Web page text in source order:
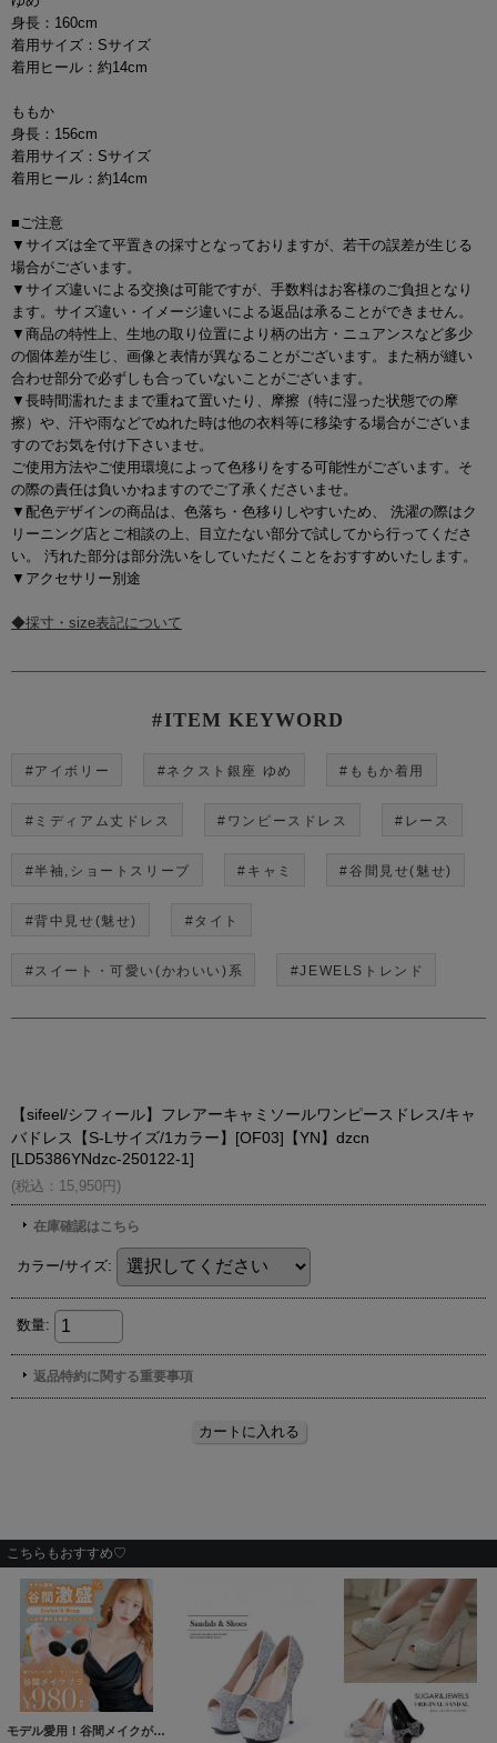
身長：160cm
着用サイズ：Sサイズ
着用ヒール：約14cm
ももか
身長：156cm
着用サイズ：Sサイズ
着用ヒール：約14cm
■ご注意
▼サイズは全て平置きの採寸となっておりますが、若干の誤差が生じる
場合がございます。
▼サイズ違いによる交換は可能ですが、手数料はお客様のご負担となり
ます。サイズ違い・イメージ違いによる返品は承ることができません。
▼商品の特性上、生地の取り位置により柄の出方・ニュアンスなど多少
の個体差が生じ、画像と表情が異なることがございます。また柄が縫い
合わせ部分で必ずしも合っていないことがございます。
▼長時間濡れたままで重ねて置いたり、摩擦（特に湿った状態での摩
擦）や、汗や雨などでぬれた時は他の衣料等に移染する場合がございま
すのでお気を付け下さいませ。
ご使用方法やご使用環境によって色移りをする可能性がございます。そ
の際の責任は負いかねますのでご了承くださいませ。
▼配色デザインの商品は、色落ち・色移りしやすいため、 洗濯の際はク
リーニング店とご相談の上、目立たない部分で試してから行ってくださ
い。 汚れた部分は部分洗いをしていただくことをおすすめいたします。
▼アクセサリー別途
◆採寸・size表記について
#ITEM KEYWORD
#アイボリー #ネクスト銀座 ゆめ #ももか着用
#ミディアム丈ドレス #ワンピースドレス #レース
#半袖,ショートスリーブ #キャミ #谷間見せ(魅せ)
#背中見せ(魅せ) #タイト
#スイート・可愛い(かわいい)系 #JEWELSトレンド
こちらもおすすめ♡
モデル愛用！谷間メイクが実現する激盛りぷるぷる肉厚シリコンブラ[OF08-U]